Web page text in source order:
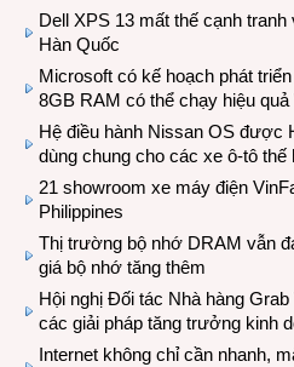
Dell XPS 13 mất thế cạnh
Hàn Quốc
Microsoft có kế hoạch phát
8GB RAM có thể chạy hiệu quả
Hệ điều hành Nissan OS được
dùng chung cho các xe ô-tô thế
21 showroom xe máy điện
Philippines
Thị trường bộ nhớ DRAM vẫn
giá bộ nhớ tăng thêm
Hội nghị Đối tác Nhà hàng
các giải pháp tăng trưởng kinh
Internet không chỉ cần nhanh,